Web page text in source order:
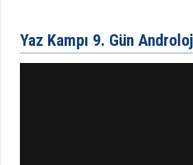
Yaz Kampı 9. Gün